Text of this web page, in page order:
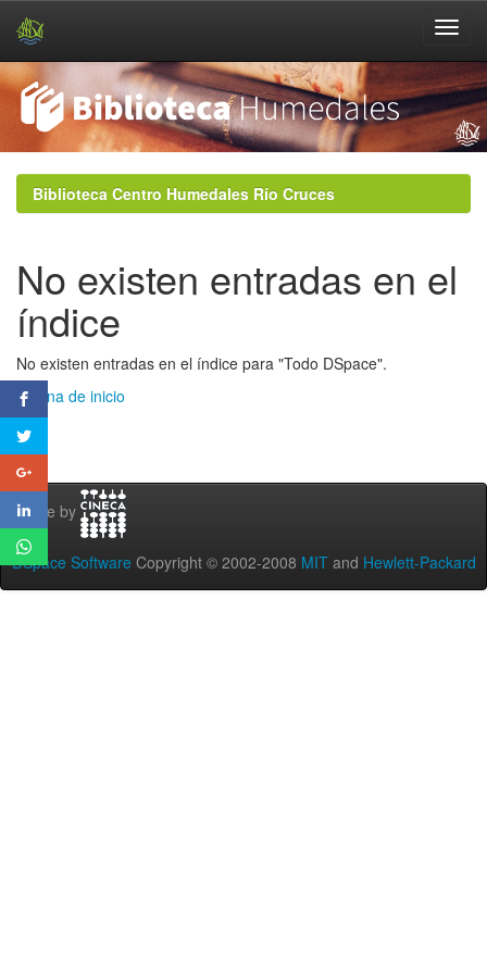
navigationBiblioteca Centro Humedales Río Cruces
No existen entradas en el
índice
No existen entradas en el índice para "Todo DSpace".
Página de inicio
Theme by
DSpace Software Copyright © 2002-2008 MIT and Hewlett-Packard